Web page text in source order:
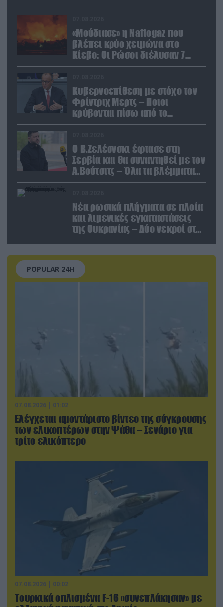
«Μούδιασε» η Naftogaz που
βλέπει κρύο χειμώνα στο
Κίεβο: Οι Ρώσοι διέλυσαν 7
εγκαταστάσεις του ουκρανικού
Κυβερνοεπίθεση με στόχο τον
Φρίντριχ Μερτς – Ποιοι
κρύβονται πίσω από το
παραποιημένο βίντεο
Ο Β.Ζελέσνσκι έφτασε στη
Σερβία και θα συναντηθεί με τον
Α.Βούτσιτς – Όλα τα βλέμματα
στις σχέσεις με τη Ρωσία
Νέα ρωσικά πλήγματα σε πλοία
και λιμενικές εγκαταστάσεις
της Ουκρανίας – Δύο νεκροί στην
POPULAR 24H
07.08.2026 | 01:02
Ελέγχεται αμοντάριστο βίντεο της σύγκρουσης
των ελικοπτέρων στην Ψάθα – Σενάριο για
τρίτο ελικόπτερο
07.08.2026 | 00:02
Τουρκικά οπλισμένα F-16 «συνεπλάκησαν» με